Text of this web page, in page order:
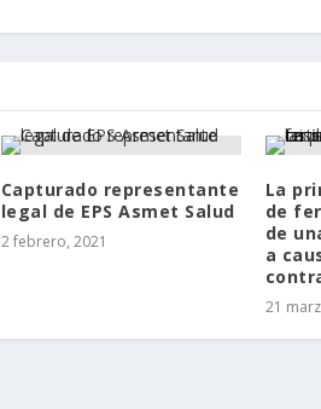
Capturado representante
legal de EPS Asmet Salud
2 febrero, 2021
La
de
de
a
21